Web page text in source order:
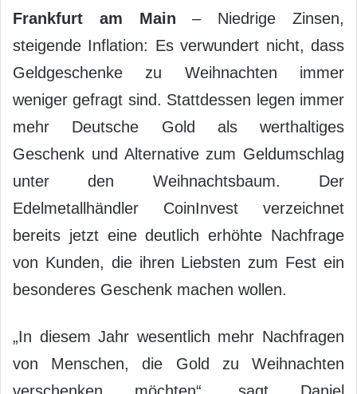
Frankfurt am Main – Niedrige Zinsen,
steigende Inflation: Es verwundert nicht, dass
Geldgeschenke zu Weihnachten immer
weniger gefragt sind. Stattdessen legen immer
mehr Deutsche Gold als werthaltiges
Geschenk und Alternative zum Geldumschlag
unter den Weihnachtsbaum. Der
Edelmetallhändler CoinInvest verzeichnet
bereits jetzt eine deutlich erhöhte Nachfrage
von Kunden, die ihren Liebsten zum Fest ein
besonderes Geschenk machen wollen.
„In diesem Jahr wesentlich mehr Nachfragen
von Menschen, die Gold zu Weihnachten